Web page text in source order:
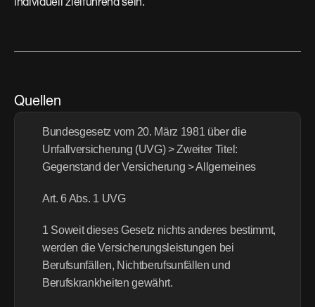
individuell zielführend sein.
Quellen
Bundesgesetz vom 20. März 1981 über die
Unfallversicherung (UVG) > Zweiter Titel:
Gegenstand der Versicherung > Allgemeines
Art. 6 Abs. 1 UVG
1 Soweit dieses Gesetz nichts anderes bestimmt,
werden die Versicherungsleistungen bei
Berufsunfällen, Nichtberufsunfällen und
Berufskrankheiten gewährt.